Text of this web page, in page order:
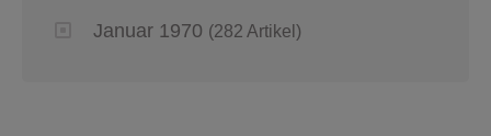
Januar 1970 (282 Artikel)